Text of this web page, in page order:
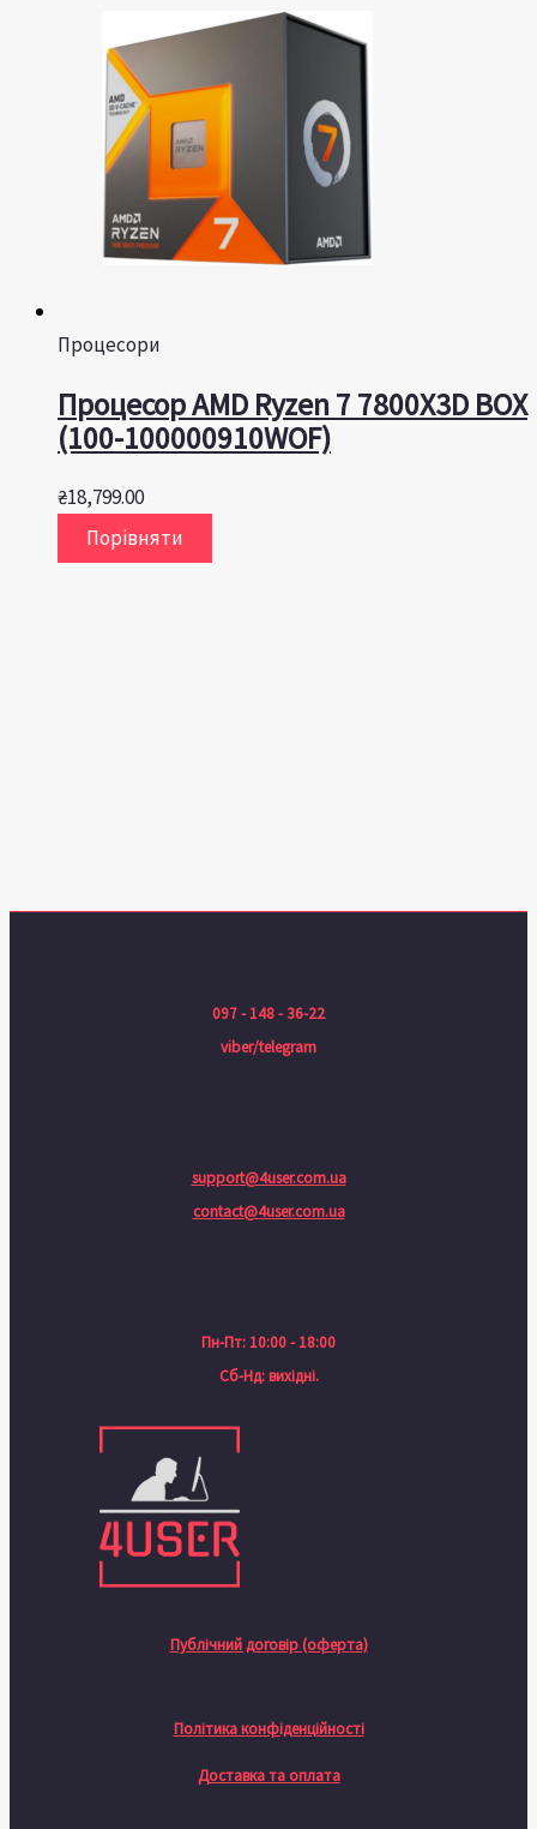
Процесори
Процесор AMD Ryzen 7 7800X3D BOX
(100-100000910WOF)
₴18,799.00
Порівняти
097 - 148 - 36-22
viber/telegram
support@4user.com.ua
contact@4user.com.ua
Пн-Пт: 10:00 - 18:00
Сб-Нд: вихідні.
Публічний договір (оферта)
Політика конфіденційності
Доставка та оплата